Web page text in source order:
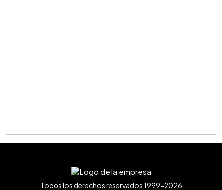
Todos los derechos reservados 1999-2026